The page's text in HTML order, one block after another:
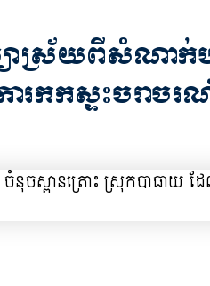
ាស្រ័យពីសំណាក់
រកកស្ទះចរាច